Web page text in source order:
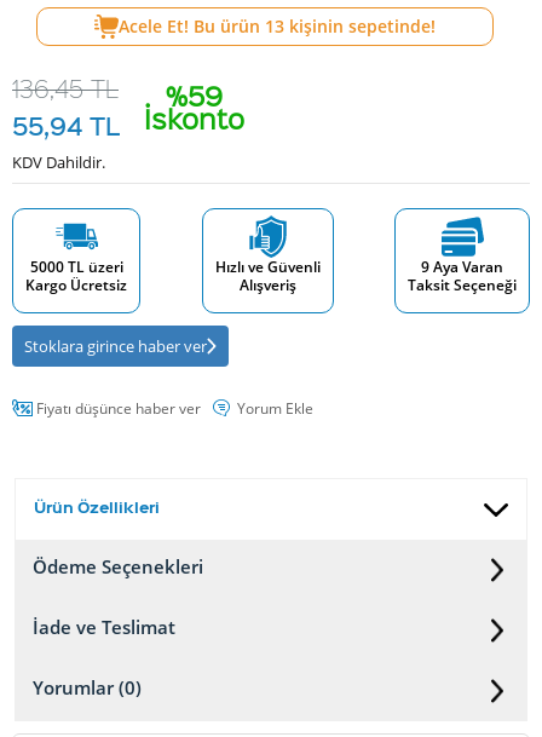
Acele Et! Bu ürün 13 kişinin sepetinde!
%59
İskonto
136,45TL
55,94 TL
KDV Dahildir.
5000 TL üzeri
Kargo Ücretsiz
Hızlı ve Güvenli
Alışveriş
9 Aya Varan
Taksit Seçeneği
Stoklara girince haber ver
Fiyatı düşünce haber ver Yorum Ekle
Ürün Özellikleri
Ödeme Seçenekleri
İade ve Teslimat
Yorumlar (0)